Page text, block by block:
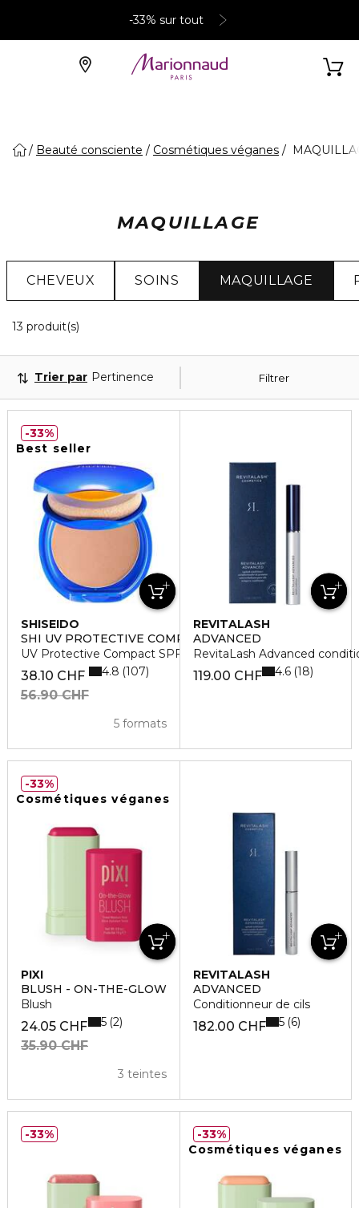
-33% sur tout
Beauté consciente Cosmétiques véganes
MAQUILLAGE
CHEVEUX SOINS MAQUILLAGE
13 produit(s)
Filtrer
Trier par Pertinence
Best seller
SHISEIDO
SHI UV PROTECTIVE COMPACT SPF30
UV Protective Compact SPF30+
38.10 CHF
56.90 CHF
5 formats
4.8 107
33%
REVITALASH
ADVANCED
RevitaLash Advanced
119.00 CHF 4.6 18
Cosmétiques véganes
PIXI
BLUSH - ON-THE-GLOW
Blush
24.05 CHF
35.90 CHF
3 teintes
5 2
33%
REVITALASH
ADVANCED
Conditionneur de cils
182.00 CHF 5 6
33%
Cosmétiques véganes
33%